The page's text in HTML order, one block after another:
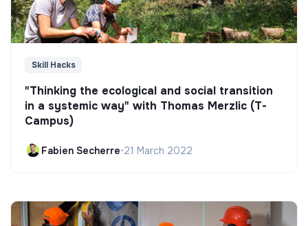
Skill Hacks
"Thinking the ecological and social transition
in a systemic way" with Thomas Merzlic (T-
Campus)
Fabien Secherre•21 March 2022